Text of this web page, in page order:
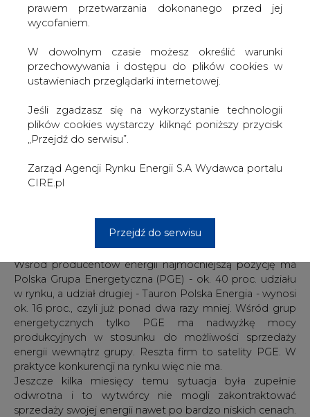
prawem przetwarzania dokonanego przed jej
wycofaniem.
W dowolnym czasie możesz określić warunki
przechowywania i dostępu do plików cookies w
ustawieniach przeglądarki internetowej.
Jeśli zgadzasz się na wykorzystanie technologii
plików cookies wystarczy kliknąć poniższy przycisk
„Przejdź do serwisu”.
Zarząd Agencji Rynku Energii S.A Wydawca portalu
CIRE.pl
Przejdź do serwisu
Teraz cena 1 MWh energii konwencjonalnej oscyluje
wokół 200 zł i rzeczywiście poziom cen energii w Polsce
jest już bardzo bliski cenom zachodnim - mówi dyrektor
Karol Pawlak z Polenergii, kontrolowanej przez Kulczyk
Holding i dodaje, że ceny w Polsce raczej będą iść w górę
Krzysztof Rozen, specjalista ds. rynku energii z KPMG,
zastrzega jednak, że Towarowa Giełda Energii w
Warszawie to rynek o bardzo małej płynności, więc do
porównywania cen trzeba podchodzić ostrożnie. Dodaje
jednak, że rzeczywiście ceny energii w Polsce bywają
wyższe niż w Niemczech, Czechach czy w Skandynawii.
przewyższa podaż, bo zaczyna brakować mocy -
Wśród producentów energii najmocniejszą pozycję ma
Polska Grupa Energetyczna (PGE) - ok. 40 proc. udziału
w rynku, a udział drugiej - Tauron Polska Energia - wynosi
ok. 16 proc., czyli już ponad dwa razy mniej. Wśród grup
energetycznych tylko PGE ma nadwyżkę mocy
produkcyjnych w stosunku do możliwości sprzedaży
energii wewnątrz grupy. Reszta firm to satelity PGE. W
praktyce konkurencji na rynku więc nie ma.
Jeszcze kilka miesięcy temu sytuacja była zupełnie
odwrotna i to wytwórcy nie mogli zakontraktować
sprzedaży swojej energii nawet po bardzo niskich cenach.